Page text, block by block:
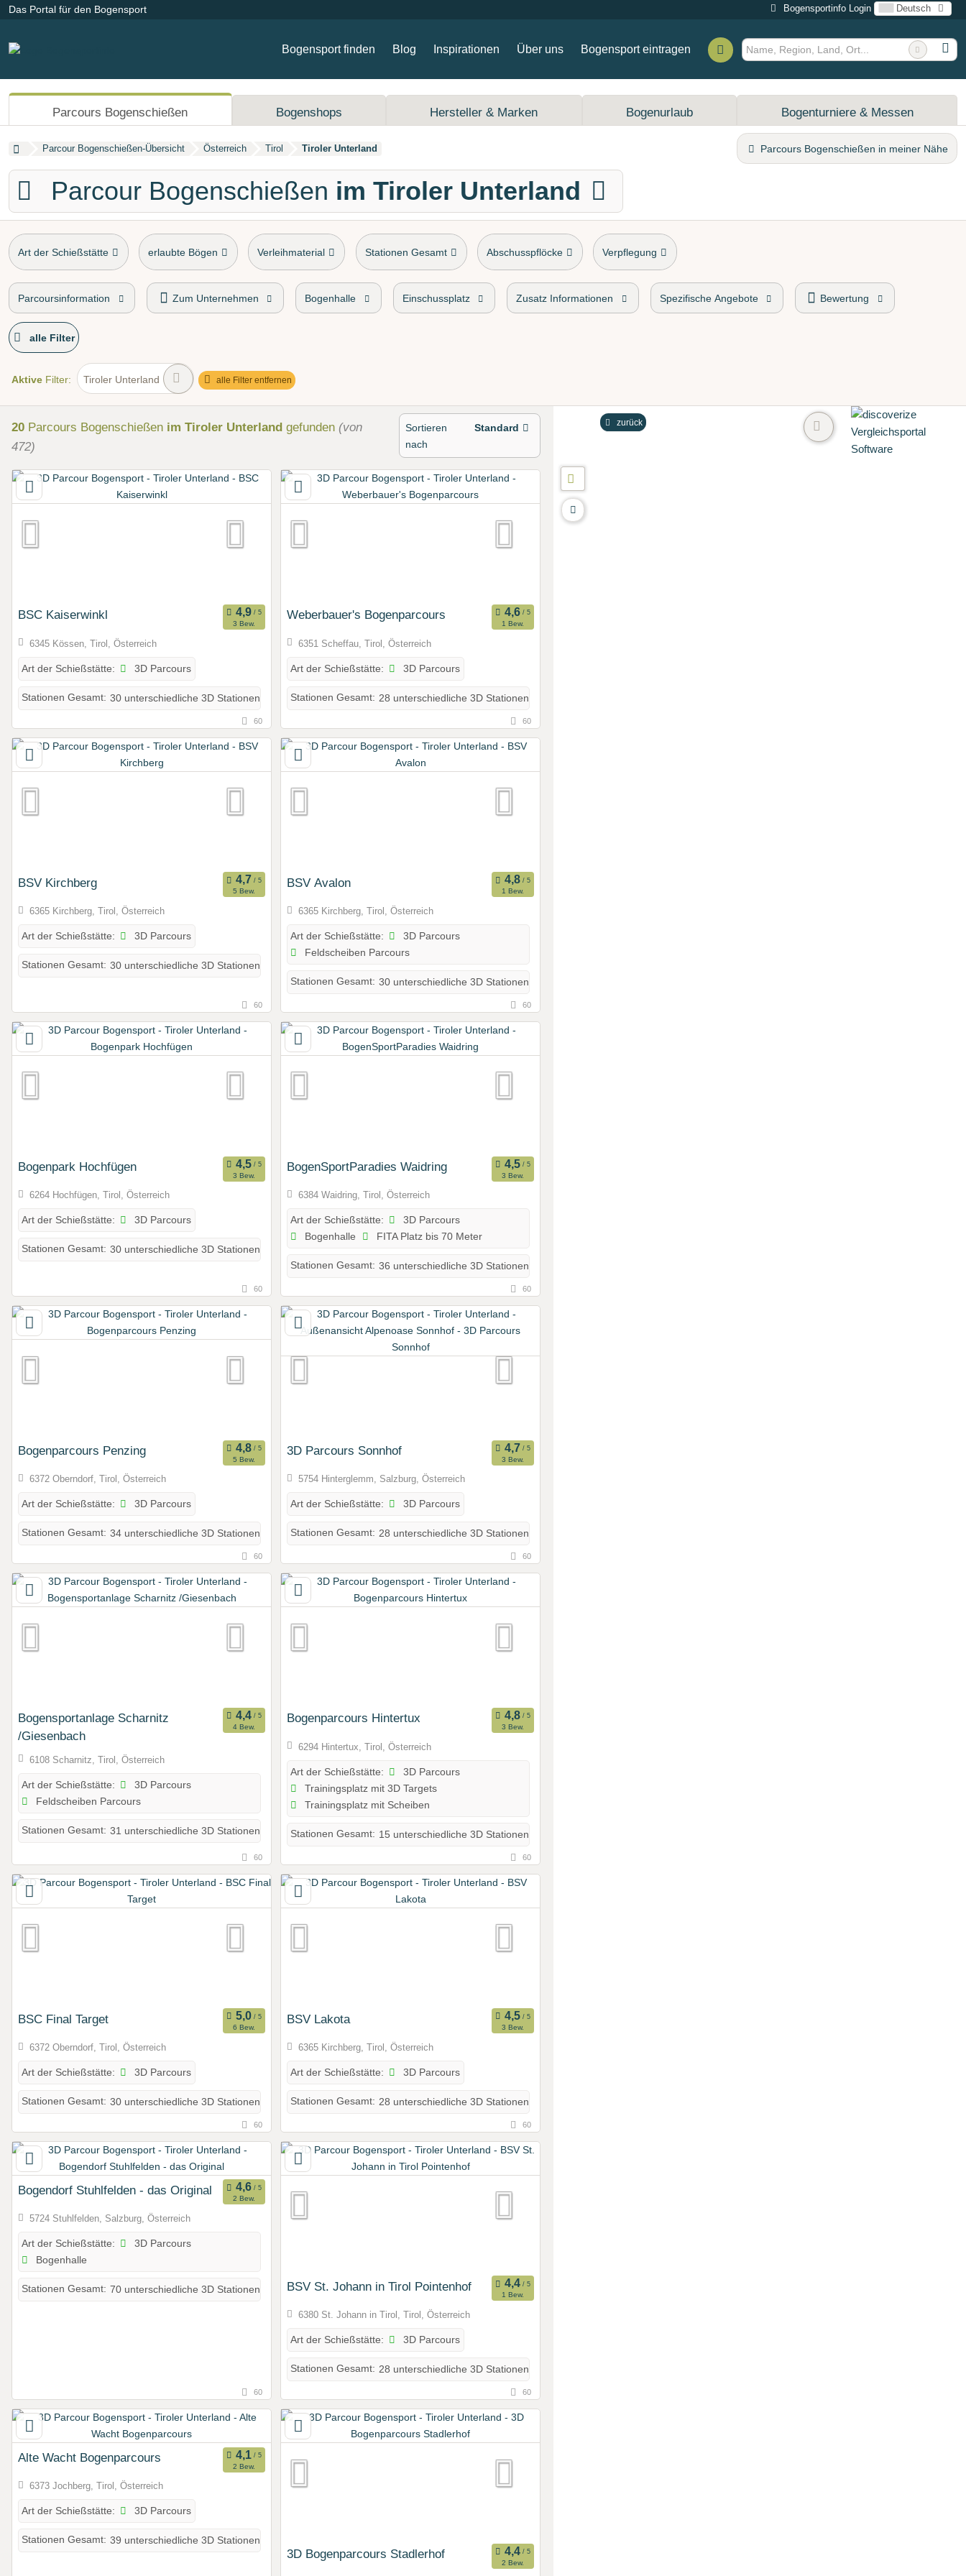
Das Portal für den Bogensport Bogensportinfo Login Deutsch
Bogensport finden Blog Inspirationen Über uns Bogensport eintragen
Parcours Bogenschießen Bogenshops Hersteller & Marken Bogenurlaub Bogenturniere & Messen
Parcour Bogenschießen-Übersicht Österreich Tirol Tiroler Unterland Parcours Bogenschießen in meiner Nähe
Parcour Bogenschießen im Tiroler Unterland
Art der Schießstätte erlaubte Bögen Verleihmaterial Stationen Gesamt Abschusspflöcke Verpflegung
Parcoursinformation Zum Unternehmen Bogenhalle Einschussplatz Zusatz Informationen Spezifische Angebote Bewertung
alle Filter
Aktive Filter: Tiroler Unterland alle Filter entfernen
20 Parcours Bogenschießen im Tiroler Unterland gefunden (von
472)
Sortieren
nach
Standard
BSC Kaiserwinkl
3 Bew.
6345 Kössen, Tirol, Österreich
Art der Schießstätte: 3D Parcours
Stationen Gesamt: 30 unterschiedliche 3D Stationen
60
Weberbauer's Bogenparcours
1 Bew.
6351 Scheffau, Tirol, Österreich
Art der Schießstätte: 3D Parcours
Stationen Gesamt: 28 unterschiedliche 3D Stationen
60
BSV Kirchberg
5 Bew.
6365 Kirchberg, Tirol, Österreich
Art der Schießstätte: 3D Parcours
Stationen Gesamt: 30 unterschiedliche 3D Stationen
60
BSV Avalon
1 Bew.
6365 Kirchberg, Tirol, Österreich
Art der Schießstätte:
3D Parcours
Feldscheiben Parcours
Stationen Gesamt: 30 unterschiedliche 3D Stationen
60
Bogenpark Hochfügen
3 Bew.
6264 Hochfügen, Tirol, Österreich
Art der Schießstätte: 3D Parcours
Stationen Gesamt: 30 unterschiedliche 3D Stationen
60
BogenSportParadies Waidring
3 Bew.
6384 Waidring, Tirol, Österreich
Art der Schießstätte:
3D Parcours
Bogenhalle
FITA Platz bis 70 Meter
Stationen Gesamt: 36 unterschiedliche 3D Stationen
60
Bogenparcours Penzing
5 Bew.
6372 Oberndorf, Tirol, Österreich
Art der Schießstätte: 3D Parcours
Stationen Gesamt: 34 unterschiedliche 3D Stationen
60
3D Parcours Sonnhof
3 Bew.
5754 Hinterglemm, Salzburg, Österreich
Art der Schießstätte: 3D Parcours
Stationen Gesamt: 28 unterschiedliche 3D Stationen
60
Bogensportanlage Scharnitz
/Giesenbach
4 Bew.
6108 Scharnitz, Tirol, Österreich
Art der Schießstätte:
3D Parcours
Feldscheiben Parcours
Stationen Gesamt: 31 unterschiedliche 3D Stationen
60
Bogenparcours Hintertux
3 Bew.
6294 Hintertux, Tirol, Österreich
Art der Schießstätte:
3D Parcours
Trainingsplatz mit 3D Targets
Trainingsplatz mit Scheiben
Stationen Gesamt: 15 unterschiedliche 3D Stationen
60
BSC Final Target
6 Bew.
6372 Oberndorf, Tirol, Österreich
Art der Schießstätte: 3D Parcours
Stationen Gesamt: 30 unterschiedliche 3D Stationen
60
BSV Lakota
3 Bew.
6365 Kirchberg, Tirol, Österreich
Art der Schießstätte: 3D Parcours
Stationen Gesamt: 28 unterschiedliche 3D Stationen
60
Bogendorf Stuhlfelden - das Original
2 Bew.
5724 Stuhlfelden, Salzburg, Österreich
Art der Schießstätte:
3D Parcours
Bogenhalle
Stationen Gesamt: 70 unterschiedliche 3D Stationen
60
BSV St. Johann in Tirol Pointenhof
1 Bew.
6380 St. Johann in Tirol, Tirol, Österreich
Art der Schießstätte: 3D Parcours
Stationen Gesamt: 28 unterschiedliche 3D Stationen
60
Alte Wacht Bogenparcours
2 Bew.
6373 Jochberg, Tirol, Österreich
Art der Schießstätte: 3D Parcours
Stationen Gesamt: 39 unterschiedliche 3D Stationen
3D Bogenparcours Stadlerhof
2 Bew.
zurück